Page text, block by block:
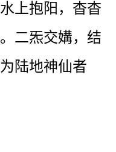
上抱阳，杳杳
二炁交媾，结
陆地神仙者